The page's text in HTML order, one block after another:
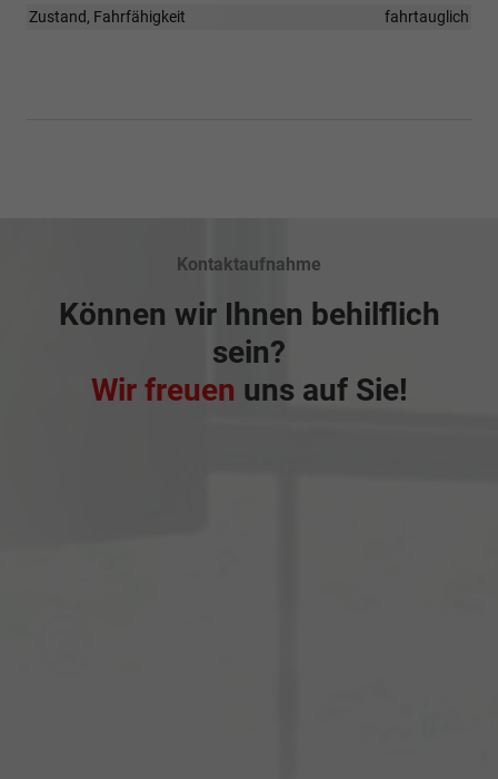
Zustand, Fahrfähigkeit
fahrtauglich
Kontaktaufnahme
Können wir Ihnen behilflich
sein?
Wir freuen uns auf Sie!